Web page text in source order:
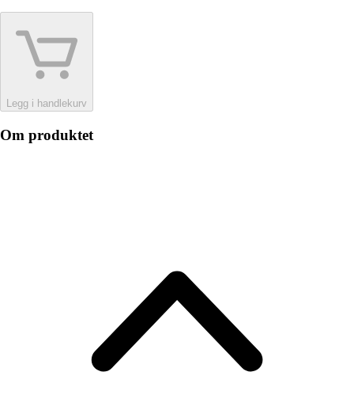
Legg i handlekurv
Om produktet